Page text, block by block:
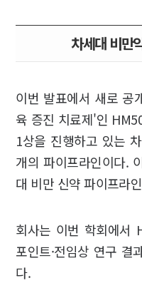
차세대 비
이번 발표에서 새로 공
육 증진 치료제'인
1상을 진행하고 있는
개의 파이프라인이다.
대 비만 신약 파이프라
회사는 이번 학회에서
포인트·전임상 연구 결
다.